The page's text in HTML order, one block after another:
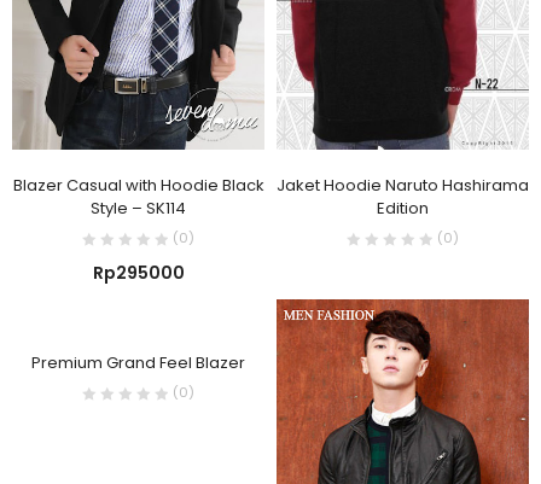
Blazer Casual with Hoodie Black
Style – SK114
(0)
Rp295000
Jaket Hoodie Naruto Hashirama
Edition
(0)
Premium Grand Feel Blazer
(0)